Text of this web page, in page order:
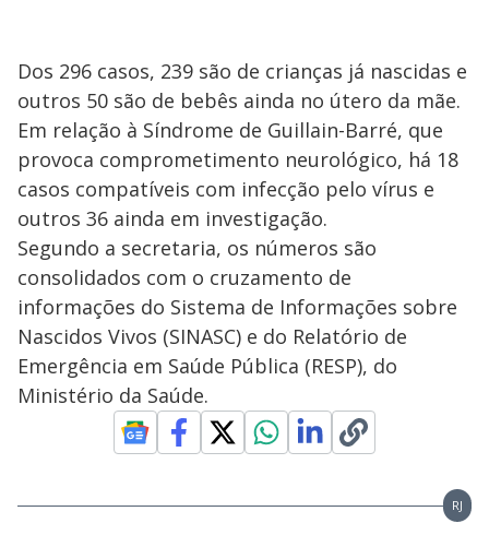
Dos 296 casos, 239 são de crianças já nascidas e
outros 50 são de bebês ainda no útero da mãe.
Em relação à Síndrome de Guillain-Barré, que
provoca comprometimento neurológico, há 18
casos compatíveis com infecção pelo vírus e
outros 36 ainda em investigação.
Segundo a secretaria, os números são
consolidados com o cruzamento de
informações do Sistema de Informações sobre
Nascidos Vivos (SINASC) e do Relatório de
Emergência em Saúde Pública (RESP), do
Ministério da Saúde.
RJ